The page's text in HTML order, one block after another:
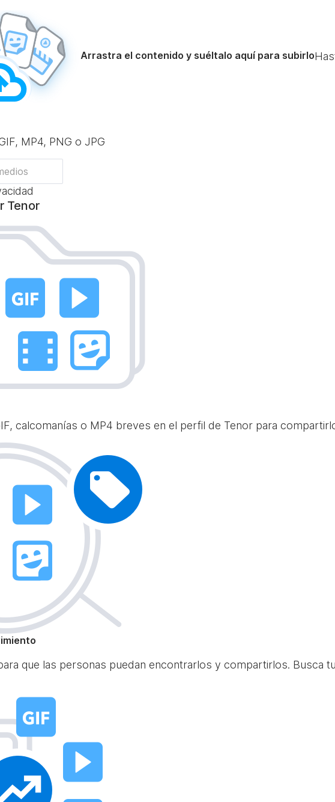
Arrastra el contenido y suéltalo aquí para subirlo
MP4, PNG o JPG
Tenor
calcomanías o MP4 breves en el perfil de Tenor para
que las personas puedan encontrarlos y compartirlos. Busca